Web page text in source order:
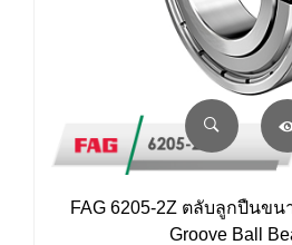
FAG 6205-2Z ตลับลูกปืนขน
Groove Ball